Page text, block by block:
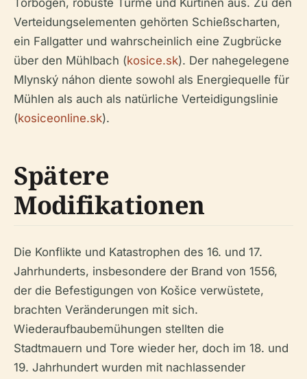
Torbogen, robuste Türme und Kurtinen aus. Zu den
Verteidungselementen gehörten Schießscharten,
ein Fallgatter und wahrscheinlich eine Zugbrücke
über den Mühlbach (kosice.sk). Der nahegelegene
Mlynský náhon diente sowohl als Energiequelle für
Mühlen als auch als natürliche Verteidigungslinie
(kosiceonline.sk).
Spätere
Modifikationen
Die Konflikte und Katastrophen des 16. und 17.
Jahrhunderts, insbesondere der Brand von 1556,
der die Befestigungen von Košice verwüstete,
brachten Veränderungen mit sich.
Wiederaufbaubemühungen stellten die
Stadtmauern und Tore wieder her, doch im 18. und
19. Jahrhundert wurden mit nachlassender